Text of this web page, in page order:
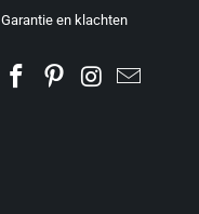
Garantie en klachten